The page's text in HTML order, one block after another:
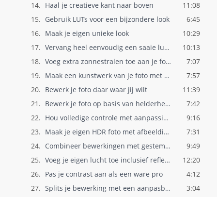
14. Haal je creatieve kant naar boven
11:08
15. Gebruik LUTs voor een bijzondere look
6:45
16. Maak je eigen unieke look
10:29
17.
Vervang heel eenvoudig een saaie lucht
10:13
18.
Voeg extra zonnestralen toe aan je foto
7:07
19.
Maak een kunstwerk van je foto met A.I. ..
7:57
20. Bewerk je foto daar waar jij wilt
11:39
21.
Bewerk je foto op basis van helderheden
7:42
22.
Hou volledige controle met aanpassingsla..
9:16
23.
Maak je eigen HDR foto met afbeeldingsla..
7:31
24.
Combineer bewerkingen met gestempelde la..
9:49
25.
Voeg je eigen lucht toe inclusief reflec..
12:20
26. Pas je contrast aan als een ware pro
4:12
27.
Splits je bewerking met een aanpasbaar v..
3:04